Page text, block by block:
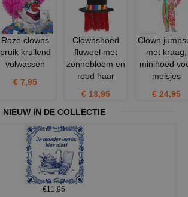
Roze clowns
pruik krullend
volwassen
€ 7,95
Clownshoed
fluweel met
zonnebloem en
rood haar
€ 13,95
Clown
met kraag,
minihoed
meisjes
€ 24,95
NIEUW IN DE COLLECTIE
€11,95